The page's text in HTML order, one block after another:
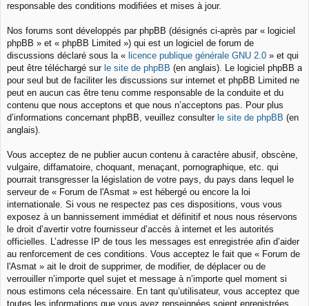
responsable des conditions modifiées et mises à jour.
Nos forums sont développés par phpBB (désignés ci-après par « logiciel
phpBB » et « phpBB Limited ») qui est un logiciel de forum de
discussions déclaré sous la « licence publique générale GNU 2.0 » et qui
peut être téléchargé sur le site de phpBB (en anglais). Le logiciel phpBB a
pour seul but de faciliter les discussions sur internet et phpBB Limited ne
peut en aucun cas être tenu comme responsable de la conduite et du
contenu que nous acceptons et que nous n’acceptons pas. Pour plus
d’informations concernant phpBB, veuillez consulter le site de phpBB (en
anglais).
Vous acceptez de ne publier aucun contenu à caractère abusif, obscène,
vulgaire, diffamatoire, choquant, menaçant, pornographique, etc. qui
pourrait transgresser la législation de votre pays, du pays dans lequel le
serveur de « Forum de l'Asmat » est hébergé ou encore la loi
internationale. Si vous ne respectez pas ces dispositions, vous vous
exposez à un bannissement immédiat et définitif et nous nous réservons
le droit d’avertir votre fournisseur d’accès à internet et les autorités
officielles. L’adresse IP de tous les messages est enregistrée afin d’aider
au renforcement de ces conditions. Vous acceptez le fait que « Forum de
l'Asmat » ait le droit de supprimer, de modifier, de déplacer ou de
verrouiller n’importe quel sujet et message à n’importe quel moment si
nous estimons cela nécessaire. En tant qu’utilisateur, vous acceptez que
toutes les informations que vous avez renseignées soient enregistrées